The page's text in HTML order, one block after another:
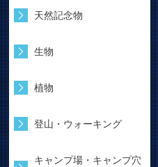
天然記念物
生物
植物
登山・ウォーキング
キャンプ場・キャンプ穴